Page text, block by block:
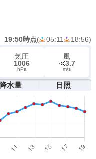
19:50時点( 05:11 18:56)
気圧
1006
hPa
風
3.7
m/s
降水量 日照